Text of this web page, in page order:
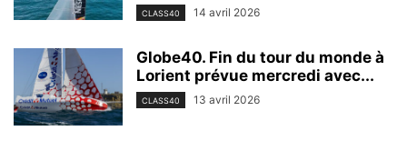
CLASS40 14 avril 2026
Globe40. Fin du tour du monde à
Lorient prévue mercredi avec...
CLASS40 13 avril 2026